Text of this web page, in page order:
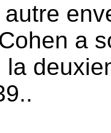
a
la